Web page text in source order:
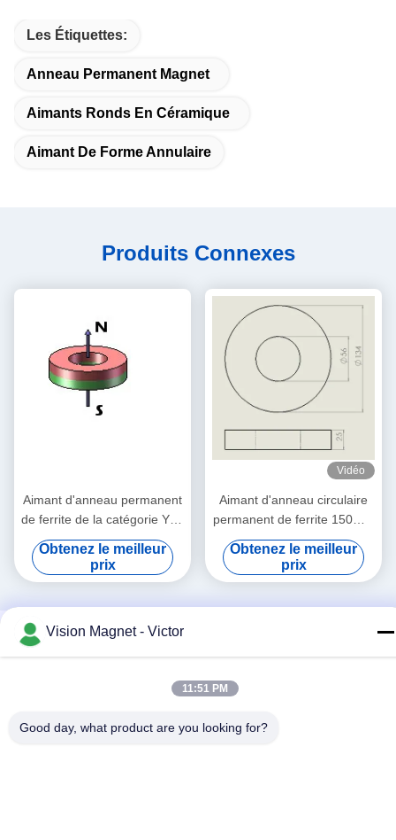
Les Étiquettes:
Anneau Permanent Magnet
Aimants Ronds En Céramique
Aimant De Forme Annulaire
Produits Connexes
Aimant d'anneau permanent
de ferrite de la catégorie Y35
SrO/Bao et matériel Fe2O3
Obtenez le meilleur
prix
Vidéo
Aimant d'anneau circulaire
permanent de ferrite 150mm
haut magnétique x 100mm x
25mm
Obtenez le meilleur
prix
Vision Magnet - Victor
11:51 PM
Good day, what product are you looking for?